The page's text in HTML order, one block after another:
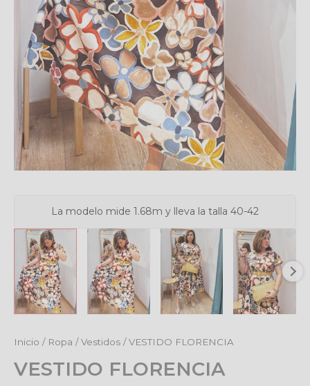
La modelo mide 1.68m y lleva la talla 40-42
Inicio / Ropa /Vestidos / VESTIDO FLORENCIA
VESTIDO FLORENCIA